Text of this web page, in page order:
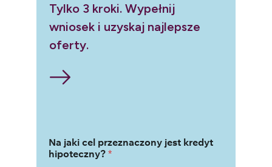
Tylko 3 kroki. Wypełnij
wniosek i uzyskaj najlepsze
oferty.
Na jaki cel przeznaczony jest kredyt
hipoteczny? *